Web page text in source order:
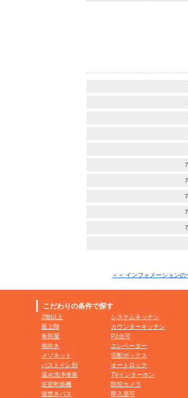
＜＜ インフォメーションの
こだわりの条件で探す
2階以上
最上階
角部屋
南向き
メゾネット
バストイレ別
温水洗浄便座
浴室乾燥機
追焚きバス
システムキッチン
カウンターキッチン
P2台可
エレベーター
宅配ボックス
オートロック
TVインターホン
防犯カメラ
即入居可